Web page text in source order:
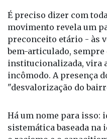
É preciso dizer com
movimento revela um
preconceito etário - às
bem-articulado, sempre
institucionalizada, vira
incômodo. A presença
"desvalorização do
Há um nome para isso:
sistemática baseada na